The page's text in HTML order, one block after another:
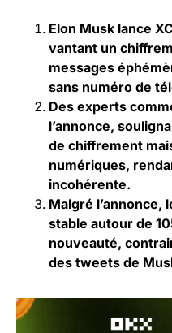
Elon Musk lance
vantant un
messages
sans numéro de
Des experts
l’annonce,
de chiffrement
numériques,
incohérente.
Malgré l’annonce,
stable autour de
nouveauté,
des tweets de